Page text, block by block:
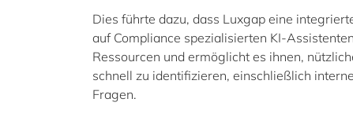
Dies führte dazu, dass Luxgap eine
auf Compliance spezialisierten KI-
Ressourcen und ermöglicht es ihnen,
schnell zu identifizieren, einschließlich
Fragen.